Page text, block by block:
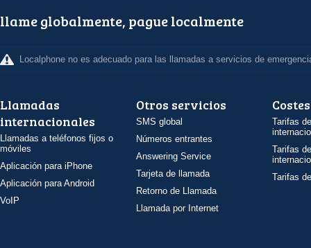
llame globalmente, pague localmente
Localphone no es adecuado para las llamadas a servicios de
Llamadas
internacionales
Llamadas a teléfonos fijos o
móviles
Aplicación para iPhone
Aplicación para Android
VoIP
Otros servicios
SMS global
Números entrantes
Answering Service
Tarjeta de llamada
Retorno de Llamada
Llamada por Internet
Costes
Tarifas
Tarifas
Tarifas